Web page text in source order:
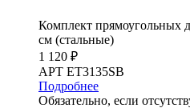
Комплект прямоугольных
см (стальные)
1 120 ₽
АРТ ET3135SB
Подробнее
Обязательно, если